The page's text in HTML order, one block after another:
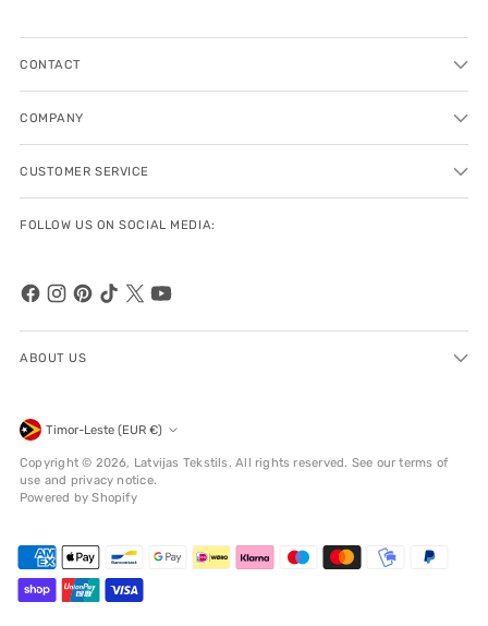
CONTACT
COMPANY
CUSTOMER SERVICE
FOLLOW US ON SOCIAL MEDIA:
ABOUT US
Currency Timor-Leste (EUR €)
Copyright © 2026, Latvijas Tekstils. All rights reserved. See our terms of
use and privacy notice.
Powered by Shopify